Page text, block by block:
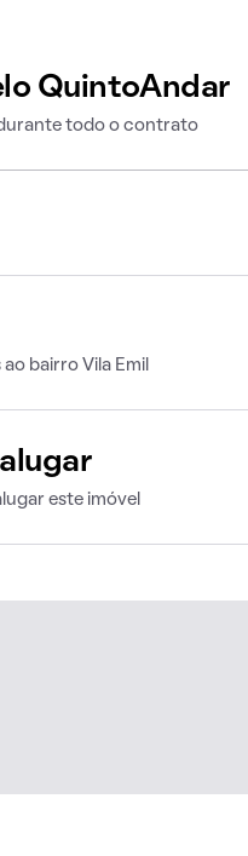
QuintoAndar
todo o contrato
bairro Vila Emil
este imóvel